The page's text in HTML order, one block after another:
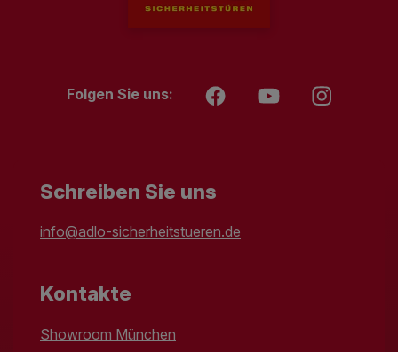
Folgen Sie uns:
Schreiben Sie uns
info@adlo-sicherheitstueren.de
Kontakte
Showroom München